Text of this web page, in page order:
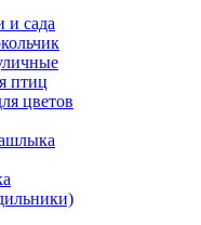
и сада
птиц
цветов